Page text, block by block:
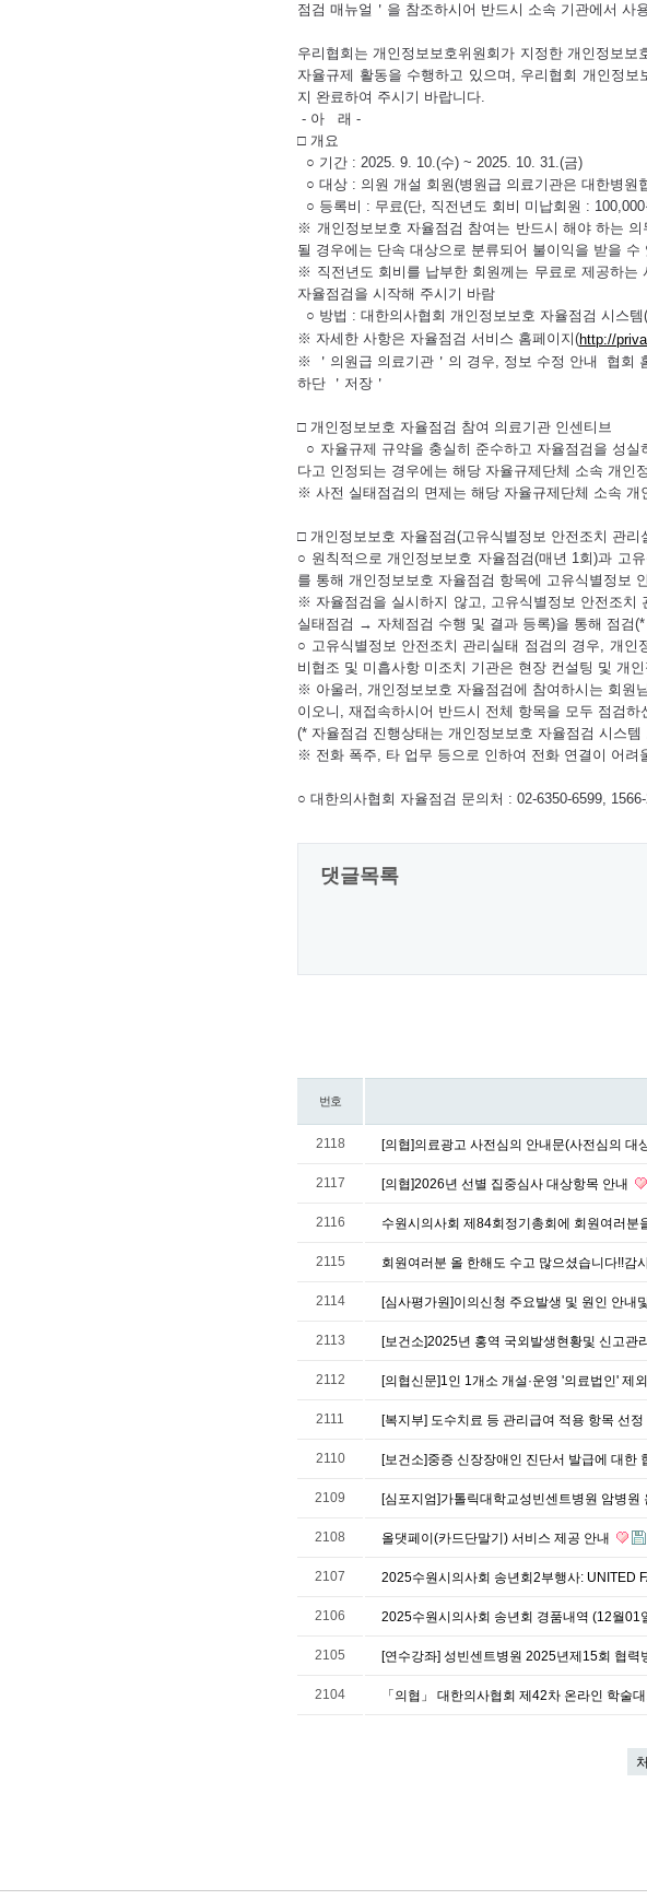
점검 매뉴얼＇을 참조하시어 반드시 소속 기관에서
우리협회는 개인정보보호위원회가 지정한 개인정보
자율규제 활동을 수행하고 있으며, 우리협회 개인정
지 완료하여 주시기 바랍니다.
- 아 래 -
□ 개요
○ 기간 : 2025. 9. 10.(수) ~ 2025. 10. 31.(금)
○ 대상 : 의원 개설 회원(병원급 의료기관은 대한병원
○ 등록비 : 무료(단, 직전년도 회비 미납회원 : 100,000
※ 개인정보보호 자율점검 참여는 반드시 해야 하는
될 경우에는 단속 대상으로 분류되어 불이익을 받을 수
※ 직전년도 회비를 납부한 회원께는 무료로 제공하는
자율점검을 시작해 주시기 바람
○ 방법 : 대한의사협회 개인정보보호 자율점검 시스템(
※ 자세한 사항은 자율점검 서비스 홈페이지(http://
※ ＇의원급 의료기관＇의 경우, 정보 수정 안내 협회
하단 ＇저장＇
□ 개인정보보호 자율점검 참여 의료기관 인센티브
○ 자율규제 규약을 충실히 준수하고 자율점검을 성
다고 인정되는 경우에는 해당 자율규제단체 소속 개인
※ 사전 실태점검의 면제는 해당 자율규제단체 소속
□ 개인정보보호 자율점검(고유식별정보 안전조치 관
○ 원칙적으로 개인정보보호 자율점검(매년 1회)과 고
를 통해 개인정보보호 자율점검 항목에 고유식별정보
※ 자율점검을 실시하지 않고, 고유식별정보 안전조
실태점검 → 자체점검 수행 및 결과 등록)을 통해 점검
○ 고유식별정보 안전조치 관리실태 점검의 경우, 개
비협조 및 미흡사항 미조치 기관은 현장 컨설팅 및 개
※ 아울러, 개인정보보호 자율점검에 참여하시는 회원
이오니, 재접속하시어 반드시 전체 항목을 모두 점검
(* 자율점검 진행상태는 개인정보보호 자율점검 시스
※ 전화 폭주, 타 업무 등으로 인하여 전화 연결이 어려
○ 대한의사협회 자율점검 문의처 : 02-6350-6599,
댓글목록
번호
2118 [의협]의료광고 사전심의 안내문(사전심의 대
2117 [의협]2026년 선별 집중심사 대상항목 안내
2116 수원시의사회 제84회정기총회에 회원여러분
2115 회원여러분 올 한해도 수고 많으셨습니다!!감
2114 [심사평가원]이의신청 주요발생 및 원인 안내
2113 [보건소]2025년 홍역 국외발생현황및 신고관
2112 [의협신문]1인 1개소 개설·운영 '의료법인' 제외
2111 [복지부] 도수치료 등 관리급여 적용 항목 선정
2110 [보건소]중증 신장장애인 진단서 발급에 대한
2109 [심포지엄]가톨릭대학교성빈센트병원 암병
2108 올댓페이(카드단말기) 서비스 제공 안내
2107 2025수원시의사회 송년회2부행사: UNITED
2106 2025수원시의사회 송년회 경품내역 (12월01
2105 [연수강좌] 성빈센트병원 2025년제15회 협
2104 「의협」 대한의사협회 제42차 온라인 학술